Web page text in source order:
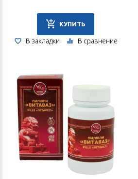
КУПИТЬ
В закладки В сравнение